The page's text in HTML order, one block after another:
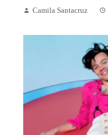
Camila Santacruz